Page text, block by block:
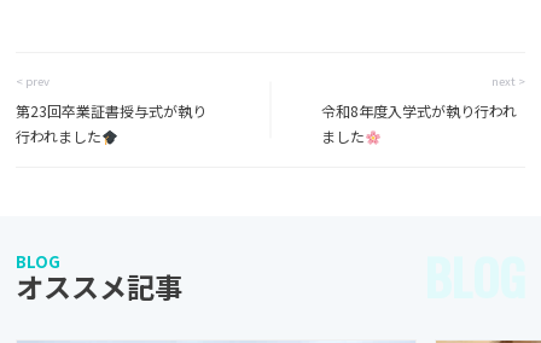
< prev
第23回卒業証書授与式が執り
行われました
next >
令和8年度入学式が執り行われ
ました
BLOG
オススメ記事